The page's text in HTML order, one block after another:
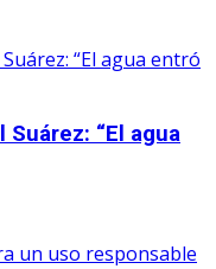
“El agua